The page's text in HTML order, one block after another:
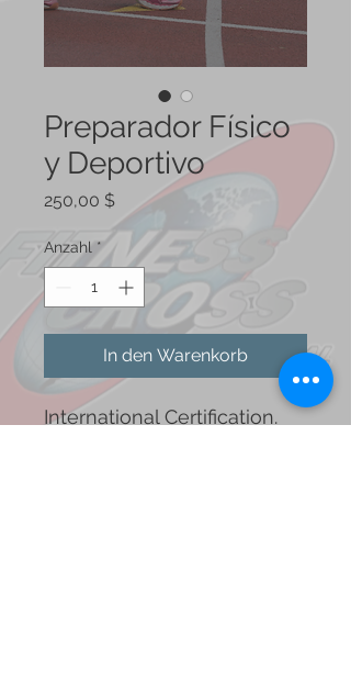
Preparador Físico
y Deportivo
250,00 $Preis
Anzahl *
In den Warenkorb
International Certification.